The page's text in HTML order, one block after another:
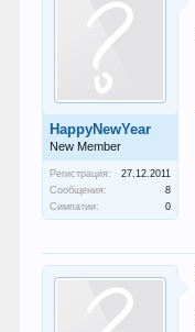
HappyNewYear
New Member
Регистрация:
27.12.2011
Сообщения:
8
Симпатии:
0